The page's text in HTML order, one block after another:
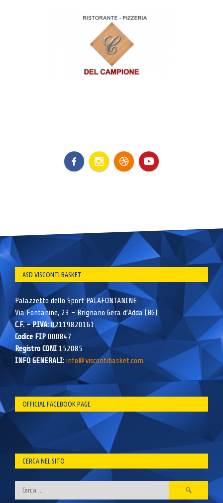
ASD VISCONTI BASKET
Palazzetto dello Sport PALAFONTANINE
Via Fontanine, 23 – Brignano Gera d’Adda (BG)
C.F. – P.IVA:02119820161
Codice FIP000847
Registro CONI 152085
INFO GENERALI: info@viscontibasket.com
OFFICIAL FACEBOOK PAGE
CERCA NEL SITO
Ricerca
per: